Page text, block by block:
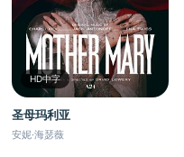
HD中字
圣母玛利亚
安妮·海瑟薇